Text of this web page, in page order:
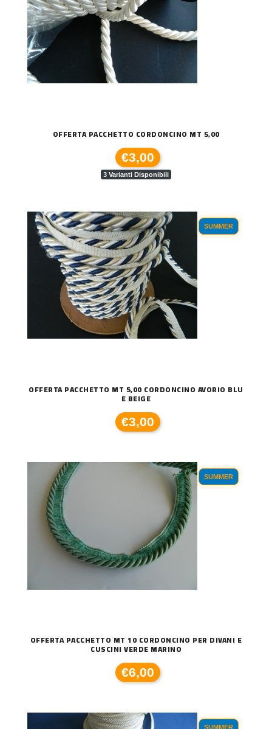
OFFERTA PACCHETTO CORDONCINO MT 5,00
€3,00
3 Varianti Disponibili
SUMMER
OFFERTA PACCHETTO MT 5,00 CORDONCINO AVORIO BLU
E BEIGE
€3,00
SUMMER
OFFERTA PACCHETTO MT 10 CORDONCINO PER DIVANI E
CUSCINI VERDE MARINO
€6,00
SUMMER